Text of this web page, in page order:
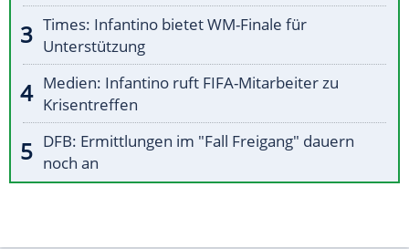
Times: Infantino bietet WM-Finale für
Unterstützung
Medien: Infantino ruft FIFA-Mitarbeiter zu
Krisentreffen
DFB: Ermittlungen im "Fall Freigang" dauern
noch an